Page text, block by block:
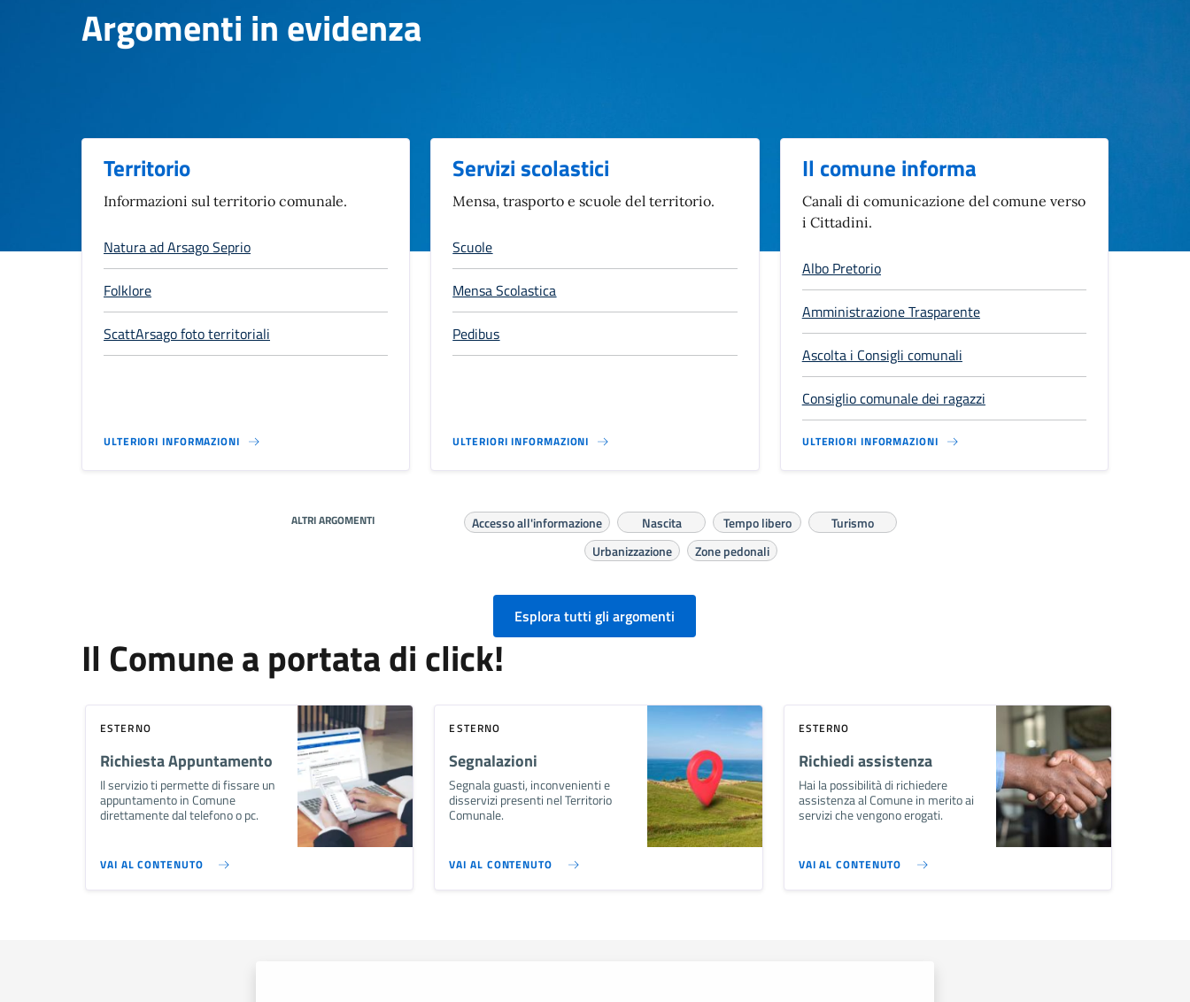
Argomenti in evidenza
Territorio
Informazioni sul territorio comunale.
Natura ad Arsago Seprio
Folklore
ScattArsago foto territoriali
ULTERIORI INFORMAZIONI
Servizi scolastici
Mensa, trasporto e scuole del territorio.
Scuole
Mensa Scolastica
Pedibus
ULTERIORI INFORMAZIONI
Il comune informa
Canali di comunicazione del comune verso
i Cittadini.
Albo Pretorio
Amministrazione Trasparente
Ascolta i Consigli comunali
Consiglio comunale dei ragazzi
ULTERIORI INFORMAZIONI
ALTRI ARGOMENTI Accesso all'informazione Nascita Tempo libero
Turismo
Urbanizzazione
Zone pedonali
Esplora tutti gli argomenti
Il Comune a portata di click!
ESTERNO
Richiesta Appuntamento
Il servizio ti permette di fissare un
appuntamento in Comune
direttamente dal telefono o pc.
VAI AL CONTENUTO
ESTERNO
Segnalazioni
Segnala guasti, inconvenienti e
disservizi presenti nel Territorio
Comunale.
VAI AL CONTENUTO
ESTERNO
Richiedi assistenza
Hai la possibilità di richiedere
assistenza al Comune in merito ai
servizi che vengono erogati.
VAI AL CONTENUTO